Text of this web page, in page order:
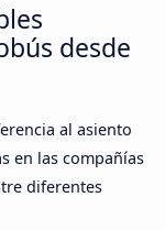
desde
al asiento
en las compañías
diferentes